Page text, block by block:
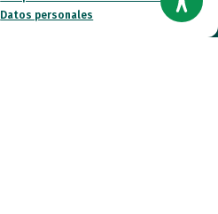
Datos personales